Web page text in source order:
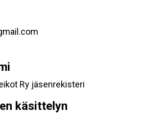
Ry jäsenrekisteri
käsittelyn